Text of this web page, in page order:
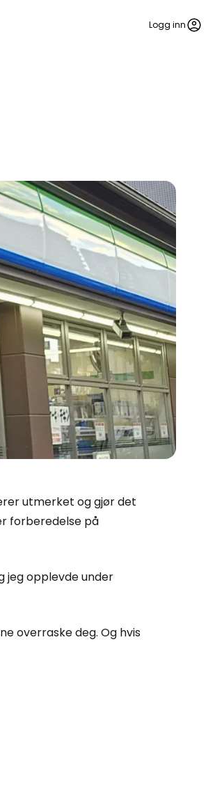
Logg inn
utmerket og gjør det
forberedelse på
jeg opplevde under
overraske deg. Og hvis